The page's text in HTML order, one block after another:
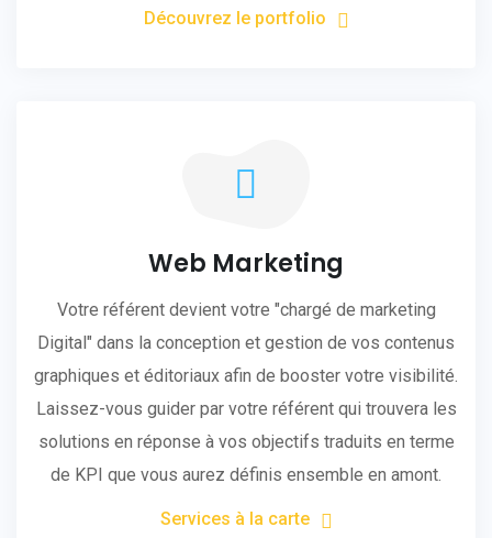
Découvrez le portfolio
Web Marketing
Votre référent devient votre "chargé de marketing
Digital" dans la conception et gestion de vos contenus
graphiques et éditoriaux afin de booster votre visibilité.
Laissez-vous guider par votre référent qui trouvera les
solutions en réponse à vos objectifs traduits en terme
de KPI que vous aurez définis ensemble en amont.
Services à la carte